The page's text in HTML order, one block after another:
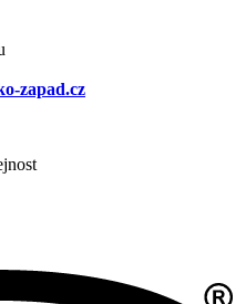
zapad.cz